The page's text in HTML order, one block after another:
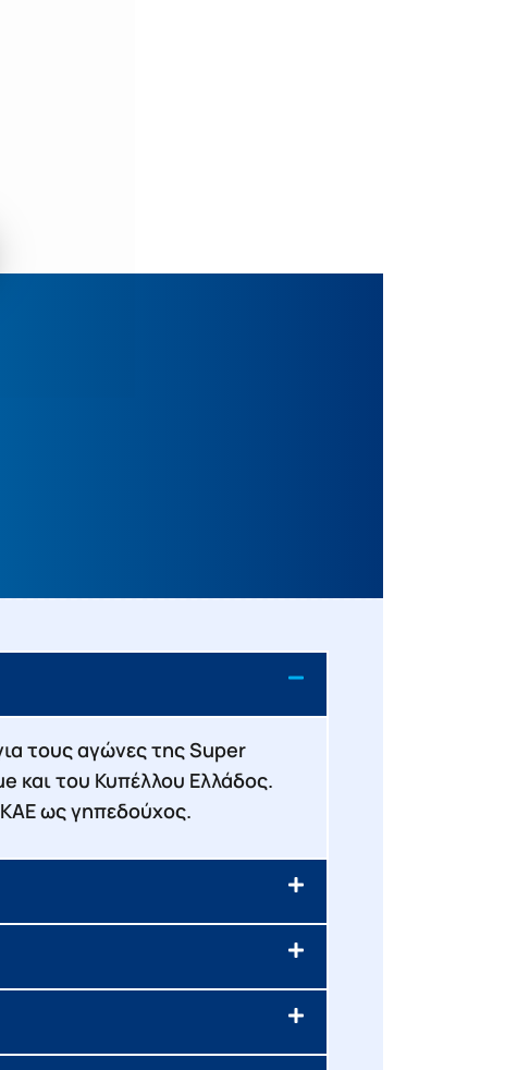
τους αγώνες της Super
και του Κυπέλλου Ελλάδος.
ΚΑΕ ως γηπεδούχος.